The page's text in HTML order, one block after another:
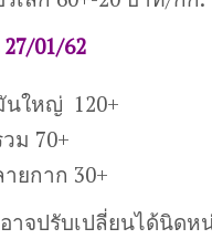
01/62
นใหญ่ 120+
ม 70+
ยกาก 30+
าจปรับเปลี่ยนได้นิดห